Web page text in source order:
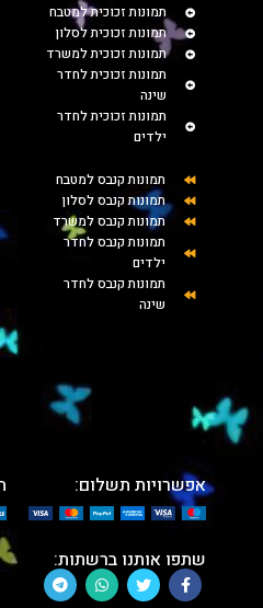
תמונות זכוכית למטבח
תמונות זכוכית לסלון
תמונות זכוכית למשרד
תמונות זכוכית לחדר
שינה
תמונות זכוכית לחדר
ילדים
תמונות קנבס למטבח
תמונות קנבס לסלון
תמונות קנבס למשרד
תמונות קנבס לחדר
ילדים
תמונות קנבס לחדר
שינה
אפשרויות תשלום:
שתפו אותנו ברשתות: